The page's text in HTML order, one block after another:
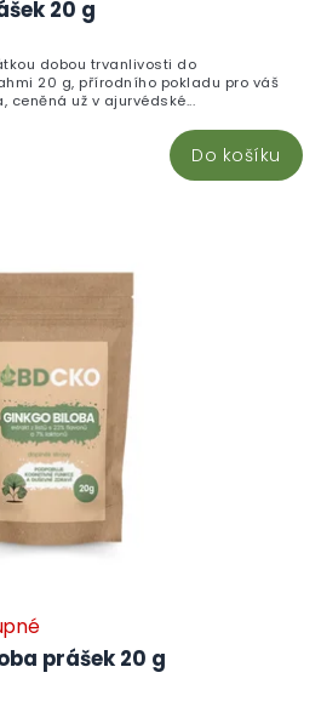
20 g
Do košíku
dobou trvanlivosti do
20 g, přírodního pokladu pro váš
ceněná už v ajurvédské...
prášek 20 g